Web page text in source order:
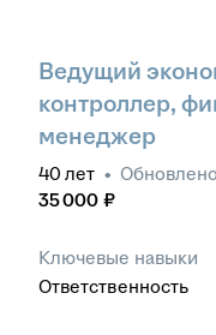
Ведущий
контроллер,
менеджер
40 лет • Обновлено
35 000 ₽
Ключевые навыки
Ответственность